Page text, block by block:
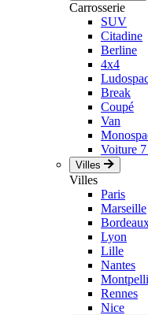
Carrosserie
SUV
Citadine
Berline
4x4
Break
Coupé
Van
Voiture 7
Villes
Villes
Paris
Marseille
Lyon
Lille
Nantes
Rennes
Nice